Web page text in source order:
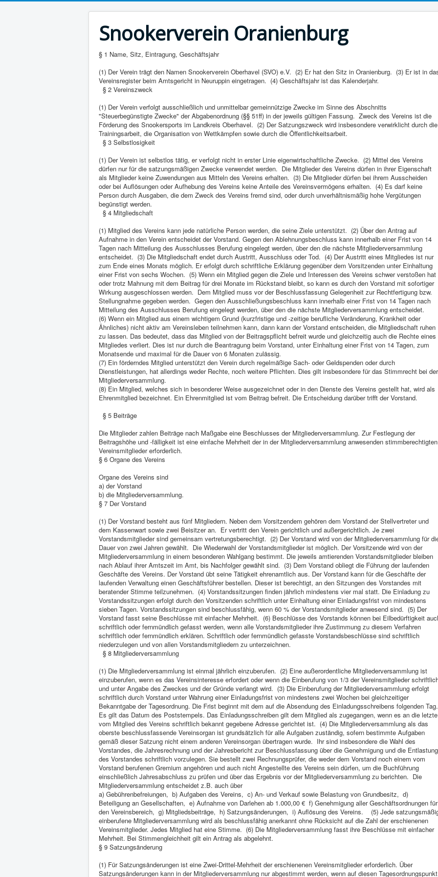
Snookerverein Oranienburg
§ 1 Name, Sitz, Eintragung, Geschäftsjahr
(1) Der Verein trägt den Namen Snookerverein Oberhavel (SVO) e.V. (2) Er hat den Sitz in Oranienburg. (3) Er ist in
Vereinsregister beim Amtsgericht in Neuruppin eingetragen. (4) Geschäftsjahr ist das Kalenderjahr.
§ 2 Vereinszweck
(1) Der Verein verfolgt ausschließlich und unmittelbar gemeinnützige Zwecke im Sinne des Abschnitts
"Steuerbegünstigte Zwecke" der Abgabenordnung (§§ 51ff) in der jeweils gültigen Fassung. Zweck des Vereins ist die
Förderung des Snookersports im Landkreis Oberhavel. (2) Der Satzungszweck wird insbesondere verwirklicht durch die
Trainingsarbeit, die Organisation von Wettkämpfen sowie durch die Öffentlichkeitsarbeit.
§ 3 Selbstlosigkeit
(1) Der Verein ist selbstlos tätig, er verfolgt nicht in erster Linie eigenwirtschaftliche Zwecke. (2) Mittel des Vereins
dürfen nur für die satzungsmäßigen Zwecke verwendet werden. Die Mitglieder des Vereins dürfen in ihrer Eigenschaft
als Mitglieder keine Zuwendungen aus Mitteln des Vereins erhalten. (3) Die Mitglieder dürfen bei ihrem Ausscheiden
oder bei Auflösungen oder Aufhebung des Vereins keine Anteile des Vereinsvermögens erhalten. (4) Es darf keine
Person durch Ausgaben, die dem Zweck des Vereins fremd sind, oder durch unverhältnismäßig hohe Vergütungen
begünstigt werden.
§ 4 Mitgliedschaft
(1) Mitglied des Vereins kann jede natürliche Person werden, die seine Ziele unterstützt. (2) Über den Antrag auf
Aufnahme in den Verein entscheidet der Vorstand. Gegen den Ablehnungsbeschluss kann innerhalb einer Frist von 14
Tagen nach Mitteilung des Ausschlusses Berufung eingelegt werden, über den die nächste Mitgliederversammlung
entscheidet. (3) Die Mitgliedschaft endet durch Austritt, Ausschluss oder Tod. (4) Der Austritt eines Mitgliedes ist nur
zum Ende eines Monats möglich. Er erfolgt durch schriftliche Erklärung gegenüber dem Vorsitzenden unter Einhaltung
einer Frist von sechs Wochen. (5) Wenn ein Mitglied gegen die Ziele und Interessen des Vereins schwer verstoßen hat
oder trotz Mahnung mit dem Beitrag für drei Monate im Rückstand bleibt, so kann es durch den Vorstand mit sofortiger
Wirkung ausgeschlossen werden. Dem Mitglied muss vor der Beschlussfassung Gelegenheit zur Rechtfertigung bzw.
Stellungnahme gegeben werden. Gegen den Ausschließungsbeschluss kann innerhalb einer Frist von 14 Tagen nach
Mitteilung des Ausschlusses Berufung eingelegt werden, über den die nächste Mitgliederversammlung entscheidet.
(6) Wenn ein Mitglied aus einem wichtigem Grund (kurzfristige und -zeitige berufliche Veränderung, Krankheit oder
Ähnliches) nicht aktiv am Vereinsleben teilnehmen kann, dann kann der Vorstand entscheiden, die Mitgliedschaft ruhen
zu lassen. Das bedeutet, dass das Mitglied von der Beitragspflicht befreit wurde und gleichzeitig auch die Rechte eines
Mitgliedes verliert. Dies ist nur durch die Beantragung beim Vorstand, unter Einhaltung einer Frist von 14 Tagen, zum
Monatsende und maximal für die Dauer von 6 Monaten zulässig.
(7) Ein förderndes Mitglied unterstützt den Verein durch regelmäßige Sach- oder Geldspenden oder durch
Dienstleistungen, hat allerdings weder Rechte, noch weitere Pflichten. Dies gilt insbesondere für das Stimmrecht bei der
Mitgliederversammlung.
(8) Ein Mitglied, welches sich in besonderer Weise ausgezeichnet oder in den Dienste des Vereins gestellt hat, wird als
Ehrenmitglied bezeichnet. Ein Ehrenmitglied ist vom Beitrag befreit. Die Entscheidung darüber trifft der Vorstand.
§ 5 Beiträge
Die Mitglieder zahlen Beiträge nach Maßgabe eine Beschlusses der Mitgliederversammlung. Zur Festlegung der
Beitragshöhe und -fälligkeit ist eine einfache Mehrheit der in der Mitgliederversammlung anwesenden stimmberechtigten
Vereinsmitglieder erforderlich.
§ 6 Organe des Vereins
Organe des Vereins sind
a) der Vorstand
b) die Mitgliederversammlung.
§ 7 Der Vorstand
(1) Der Vorstand besteht aus fünf Mitgliedern. Neben dem Vorsitzendem gehören dem Vorstand der Stellvertreter und
dem Kassenwart sowie zwei Beisitzer an. Er vertritt den Verein gerichtlich und außergerichtlich. Je zwei
Vorstandsmitglieder sind gemeinsam vertretungsberechtigt. (2) Der Vorstand wird von der Mitgliederversammlung für
Dauer von zwei Jahren gewählt. Die Wiederwahl der Vorstandsmitglieder ist möglich. Der Vorsitzende wird von der
Mitgliederversammlung in einem besonderen Wahlgang bestimmt. Die jeweils amtierenden Vorstandsmitglieder bleiben
nach Ablauf ihrer Amtszeit im Amt, bis Nachfolger gewählt sind. (3) Dem Vorstand obliegt die Führung der laufenden
Geschäfte des Vereins. Der Vorstand übt seine Tätigkeit ehrenamtlich aus. Der Vorstand kann für die Geschäfte der
laufenden Verwaltung einen Geschäftsführer bestellen. Dieser ist berechtigt, an den Sitzungen des Vorstandes mit
beratender Stimme teilzunehmen. (4) Vorstandssitzungen finden jährlich mindestens vier mal statt. Die Einladung zu
Vorstandssitzungen erfolgt durch den Vorsitzenden schriftlich unter Einhaltung einer Einladungsfrist von mindestens
sieben Tagen. Vorstandssitzungen sind beschlussfähig, wenn 60 % der Vorstandsmitglieder anwesend sind. (5) Der
Vorstand fasst seine Beschlüsse mit einfacher Mehrheit. (6) Beschlüsse des Vorstands können bei Eilbedürftigkeit
schriftlich oder fernmündlich gefasst werden, wenn alle Vorstandsmitglieder ihre Zustimmung zu diesem Verfahren
schriftlich oder fernmündlich erklären. Schriftlich oder fernmündlich gefasste Vorstandsbeschlüsse sind schriftlich
niederzulegen und von allen Vorstandsmitgliedern zu unterzeichnen.
§ 8 Mitgliederversammlung
(1) Die Mitgliederversammlung ist einmal jährlich einzuberufen. (2) Eine außerordentliche Mitgliederversammlung ist
einzuberufen, wenn es das Vereinsinteresse erfordert oder wenn die Einberufung von 1/3 der Vereinsmitglieder
und unter Angabe des Zweckes und der Gründe verlangt wird. (3) Die Einberufung der Mitgliederversammlung erfolgt
schriftlich durch Vorstand unter Wahrung einer Einladungsfrist von mindestens zwei Wochen bei gleichzeitiger
Bekanntgabe der Tagesordnung. Die Frist beginnt mit dem auf die Absendung des Einladungsschreibens folgenden Tag.
Es gilt das Datum des Poststempels. Das Einladungsschreiben gilt dem Mitglied als zugegangen, wenn es an die letzte
vom Mitglied des Vereins schriftlich bekannt gegebene Adresse gerichtet ist. (4) Die Mitgliederversammlung als das
oberste beschlussfassende Vereinsorgan ist grundsätzlich für alle Aufgaben zuständig, sofern bestimmte Aufgaben
gemäß dieser Satzung nicht einem anderen Vereinsorgan übertragen wurde. Ihr sind insbesondere die Wahl des
Vorstandes, die Jahresrechnung und der Jahresbericht zur Beschlussfassung über die Genehmigung und die Entlastung
des Vorstandes schriftlich vorzulegen. Sie bestellt zwei Rechnungsprüfer, die weder dem Vorstand noch einem vom
Vorstand berufenen Gremium angehören und auch nicht Angestellte des Vereins sein dürfen, um die Buchführung
einschließlich Jahresabschluss zu prüfen und über das Ergebnis vor der Mitgliederversammlung zu berichten. Die
Mitgliederversammlung entscheidet z.B. auch über
a) Gebührenbefreiungen, b) Aufgaben des Vereins, c) An- und Verkauf sowie Belastung von Grundbesitz, d)
Beteiligung an Gesellschaften, e) Aufnahme von Darlehen ab 1.000,00 € f) Genehmigung aller Geschäftsordnungen für
den Vereinsbereich, g) Mitgliedsbeiträge, h) Satzungsänderungen, i) Auflösung des Vereins. (5) Jede
einberufene Mitgliederversammlung wird als beschlussfähig anerkannt ohne Rücksicht auf die Zahl der erschienenen
Vereinsmitglieder. Jedes Mitglied hat eine Stimme. (6) Die Mitgliederversammlung fasst ihre Beschlüsse mit einfacher
Mehrheit. Bei Stimmengleichheit gilt ein Antrag als abgelehnt.
§ 9 Satzungsänderung
(1) Für Satzungsänderungen ist eine Zwei-Drittel-Mehrheit der erschienenen Vereinsmitglieder erforderlich. Über
Satzungsänderungen kann in der Mitgliederversammlung nur abgestimmt werden, wenn auf diesen Tagesordnungspunkt